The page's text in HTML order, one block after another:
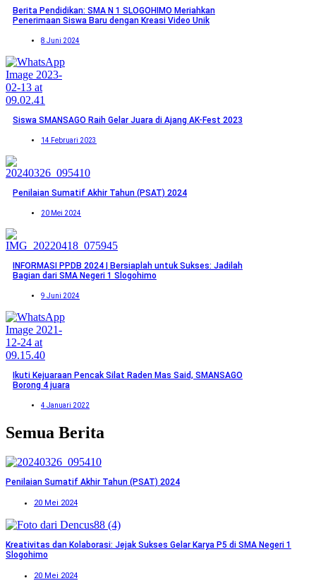
Berita Pendidikan: SMA N 1 SLOGOHIMO Meriahkan
Penerimaan Siswa Baru dengan Kreasi Video Unik
8 Juni 2024
Siswa SMANSAGO Raih Gelar Juara di Ajang AK-Fest 2023
14 Februari 2023
Penilaian Sumatif Akhir Tahun (PSAT) 2024
20 Mei 2024
INFORMASI PPDB 2024 | Bersiaplah untuk Sukses: Jadilah
Bagian dari SMA Negeri 1 Slogohimo
9 Juni 2024
Ikuti Kejuaraan Pencak Silat Raden Mas Said, SMANSAGO
Borong 4 juara
4 Januari 2022
Semua Berita
Penilaian Sumatif Akhir Tahun (PSAT) 2024
20 Mei 2024
Kreativitas dan Kolaborasi: Jejak Sukses Gelar Karya P5 di SMA Negeri 1
Slogohimo
20 Mei 2024